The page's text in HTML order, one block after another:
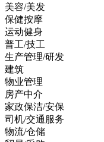
美容/美发
保健按摩
运动健身
普工/技工
生产管理/研发
建筑
物业管理
房产中介
家政保洁/安保
司机/交通服务
物流/仓储